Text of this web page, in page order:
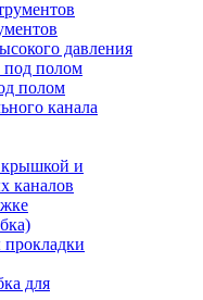
давления
полом
канала
и
каналов
прокладки
для